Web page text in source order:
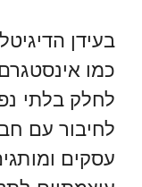
בעידן
כמו
לחלק בלתי
לחיבור עם
עסקים